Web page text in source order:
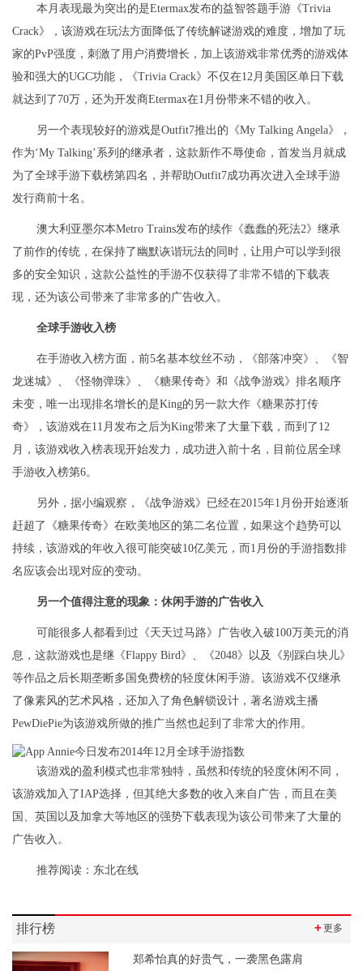
本月表现最为突出的是Etermax发布的益智答题手游《Trivia
Crack》，该游戏在玩法方面降低了传统解谜游戏的难度，增加了玩
家的PvP强度，刺激了用户消费增长，加上该游戏非常优秀的游戏体
验和强大的UGC功能，《Trivia Crack》不仅在12月美国区单日下载
就达到了70万，还为开发商Etermax在1月份带来不错的收入。
另一个表现较好的游戏是Outfit7推出的《My Talking Angela》，
作为‘My Talking’系列的继承者，这款新作不辱使命，首发当月就成
为了全球手游下载榜第四名，并帮助Outfit7成功再次进入全球手游
发行商前十名。
澳大利亚墨尔本Metro Trains发布的续作《蠢蠢的死法2》继承
了前作的传统，在保持了幽默诙谐玩法的同时，让用户可以学到很
多的安全知识，这款公益性的手游不仅获得了非常不错的下载表
现，还为该公司带来了非常多的广告收入。
全球手游收入榜
在手游收入榜方面，前5名基本纹丝不动，《部落冲突》、《智
龙迷城》、《怪物弹珠》、《糖果传奇》和《战争游戏》排名顺序
未变，唯一出现排名增长的是King的另一款大作《糖果苏打传
奇》，该游戏在11月发布之后为King带来了大量下载，而到了12
月，该游戏收入榜表现开始发力，成功进入前十名，目前位居全球
手游收入榜第6。
另外，据小编观察，《战争游戏》已经在2015年1月份开始逐渐
赶超了《糖果传奇》在欧美地区的第二名位置，如果这个趋势可以
持续，该游戏的年收入很可能突破10亿美元，而1月份的手游指数排
名应该会出现对应的变动。
另一个值得注意的现象：休闲手游的广告收入
可能很多人都看到过《天天过马路》广告收入破100万美元的消
息，这款游戏也是继《Flappy Bird》、《2048》以及《别踩白块儿》
等作品之后长期垄断多国免费榜的轻度休闲手游。该游戏不仅继承
了像素风的艺术风格，还加入了角色解锁设计，著名游戏主播
PewDiePie为该游戏所做的推广当然也起到了非常大的作用。
该游戏的盈利模式也非常独特，虽然和传统的轻度休闲不同，
该游戏加入了IAP选择，但其绝大多数的收入来自广告，而且在美
国、英国以及加拿大等地区的强势下载表现为该公司带来了大量的
广告收入。
推荐阅读： 东北在线
排行榜 ＋更多
郑希怡真的好贵气，一袭黑色露肩